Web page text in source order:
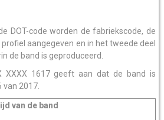
DOT-code worden de fabriekscode, de
aangegeven en in het tweede deel
de band is geproduceerd.
XXXX 1617 geeft aan dat de band is
2017.
van de band